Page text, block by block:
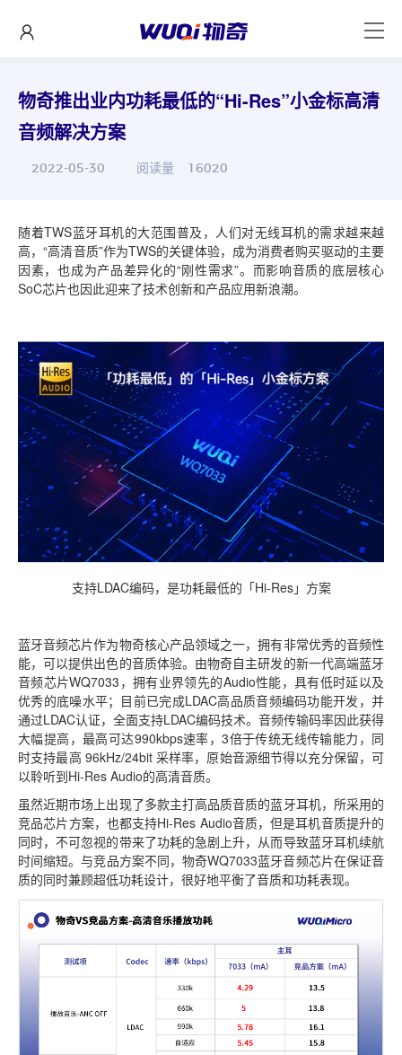
物奇推出业内功耗最低的“Hi-Res”小金标高清
音频解决方案
2022-05-30 阅读量 16020
随着TWS蓝牙耳机的大范围普及，人们对无线耳机的需求越来越
高，“高清音质”作为TWS的关键体验，成为消费者购买驱动的主要
因素，也成为产品差异化的“刚性需求”。而影响音质的底层核心
SoC芯片也因此迎来了技术创新和产品应用新浪潮。
支持LDAC编码，是功耗最低的「Hi-Res」方案
蓝牙音频芯片作为物奇核心产品领域之一，拥有非常优秀的音频性
能，可以提供出色的音质体验。由物奇自主研发的新一代高端蓝牙
音频芯片WQ7033，拥有业界领先的Audio性能，具有低时延以及
优秀的底噪水平；目前已完成LDAC高品质音频编码功能开发，并
通过LDAC认证，全面支持LDAC编码技术。音频传输码率因此获得
大幅提高，最高可达990kbps速率，3倍于传统无线传输能力，同
时支持最高 96kHz/24bit 采样率，原始音源细节得以充分保留，可
以聆听到Hi-Res Audio的高清音质。
虽然近期市场上出现了多款主打高品质音质的蓝牙耳机，所采用的
竞品芯片方案，也都支持Hi-Res Audio音质，但是耳机音质提升的
同时，不可忽视的带来了功耗的急剧上升，从而导致蓝牙耳机续航
时间缩短。与竞品方案不同，物奇WQ7033蓝牙音频芯片在保证音
质的同时兼顾超低功耗设计，很好地平衡了音质和功耗表现。